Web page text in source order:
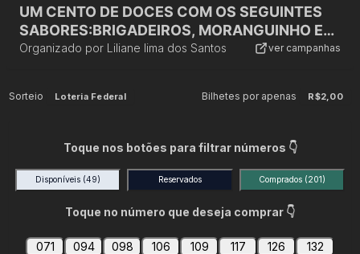
UM CENTO DE DOCES COM OS SEGUINTES
SABORES:BRIGADEIROS, MORANGUINHO E
LEITE NINHO
Organizado por Liliane lima dos Santos ver campanhas
Sorteio Loteria Federal Bilhetes por apenas R$2,00
Toque nos botões para filtrar números 👇
Disponíveis (49) Reservados Comprados (201)
Toque no número que deseja comprar 👇
071 094 098 106 109 117 126
132